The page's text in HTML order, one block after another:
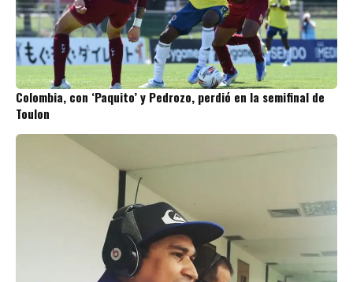
Colombia, con ‘Paquito’ y Pedrozo, perdió en la semifinal de
Toulon